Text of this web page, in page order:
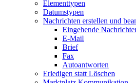
Elementtypen
Datumstypen
Nachrichten erstellen und
Eingehende
E-Mail
Brief
Fax
Autoantworten
Erledigen statt Löschen